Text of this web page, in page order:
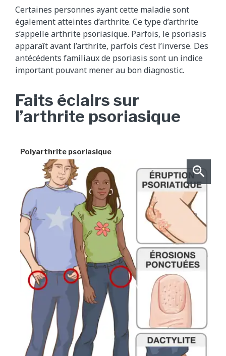
Certaines personnes ayant cette maladie sont
également atteintes d’arthrite. Ce type d’arthrite
s’appelle arthrite psoriasique. Parfois, le psoriasis
apparaît avant l’arthrite, parfois c’est l’inverse. Des
antécédents familiaux de psoriasis sont un indice
important pouvant mener au bon diagnostic.
Faits éclairs sur
l’arthrite psoriasique
Polyarthrite psoriasique